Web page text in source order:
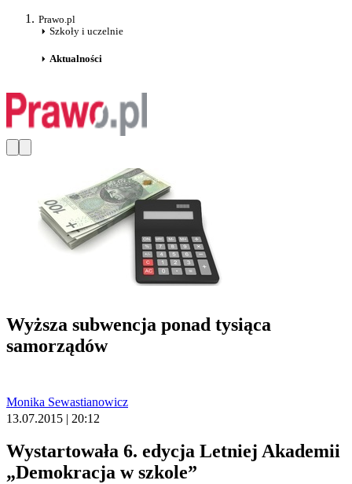
Prawo.pl
Szkoły i uczelnie
Aktualności
Wyższa subwencja ponad tysiąca
samorządów
Monika Sewastianowicz
13.07.2015 | 20:12
Wystartowała 6. edycja Letniej Akademii
„Demokracja w szkole”